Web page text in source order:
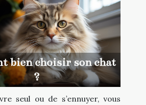
bien choisir son chat
?
seul ou de s’ennuyer, vous